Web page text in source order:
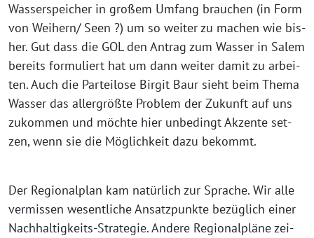
Wasserspeicher in gro­ßem Umfang brau­chen (in Form
von Weihern/ Seen ?) um so wei­ter zu machen wie bis­
her. Gut dass die GOL den Antrag zum Wasser in Salem
bereits for­mu­liert hat um dann wei­ter damit zu arbei­
ten. Auch die Parteilose Birgit Baur sieht beim Thema
Wasser das aller­größ­te Problem der Zukunft auf uns
zukom­men und möch­te hier unbe­dingt Akzente set­
zen, wenn sie die Möglichkeit dazu bekommt.
Der Regionalplan kam natür­lich zur Sprache. Wir alle
ver­mis­sen wesent­li­che Ansatzpunkte bezüg­lich einer
Nachhaltigkeits-Strategie. Andere Regionalpläne zei­